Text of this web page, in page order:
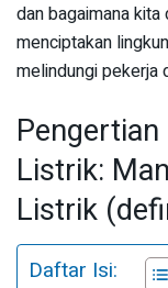
dan bagaimana
menciptakan
melindungi pekerja
Listrik:
Listrik
Daftar Isi: